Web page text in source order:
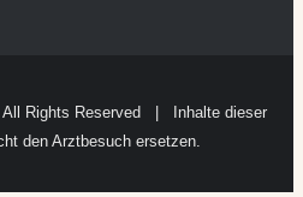
Rights Reserved | Inhalte dieser
den Arztbesuch ersetzen.